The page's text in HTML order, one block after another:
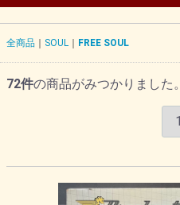
全商品 SOUL FREE SOUL
72件の商品がみつかりました。